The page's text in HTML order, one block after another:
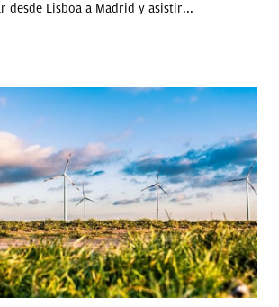
desde Lisboa a Madrid y asistir...